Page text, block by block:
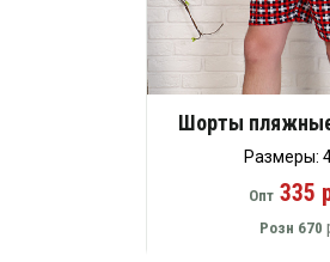
Шорты
Размеры:
Опт 335
Розн 670